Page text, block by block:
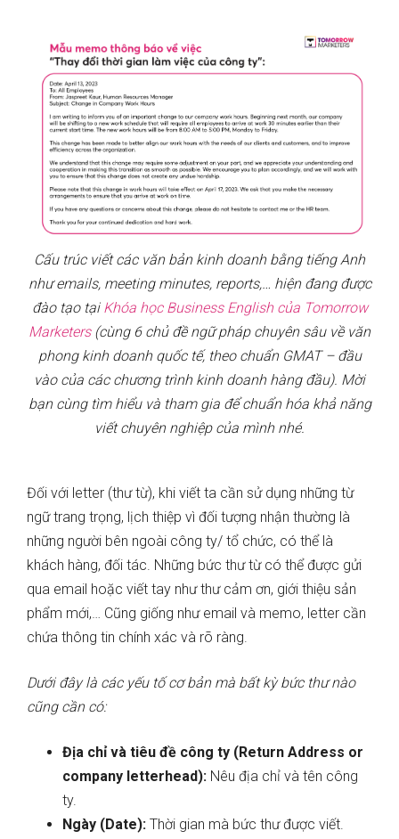
Cấu trúc viết các văn bản kinh doanh bằng tiếng Anh
như emails, meeting minutes, reports,… hiện đang được
đào tạo tại Khóa học Business English của Tomorrow
Marketers(cùng 6 chủ đề ngữ pháp chuyên sâu về văn
phong kinh doanh quốc tế, theo chuẩn GMAT – đầu
vào của các chương trình kinh doanh hàng đầu). Mời
bạn cùng tìm hiểu và tham gia để chuẩn hóa khả năng
viết chuyên nghiệp của mình nhé.
Đối với letter (thư từ), khi viết ta cần sử dụng những từ
ngữ trang trọng, lịch thiệp vì đối tượng nhận thường là
những người bên ngoài công ty/ tổ chức, có thể là
khách hàng, đối tác. Những bức thư từ có thể được gửi
qua email hoặc viết tay như thư cảm ơn, giới thiệu sản
phẩm mới,… Cũng giống như email và memo, letter cần
chứa thông tin chính xác và rõ ràng.
Dưới đây là các yếu tố cơ bản mà bất kỳ bức thư nào
cũng cần có:
Địa chỉ và tiêu đề công ty (Return Address or
company letterhead): Nêu địa chỉ và tên công
ty.
Ngày (Date): Thời gian mà bức thư được viết.